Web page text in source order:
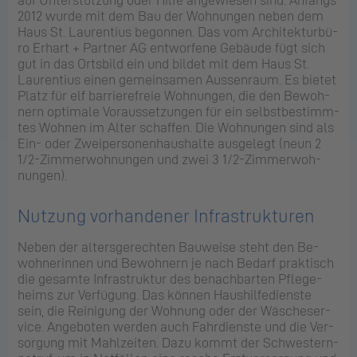
2012 wurde mit dem Bau der Woh­nun­gen neben dem
Haus St. Lau­ren­ti­us be­gon­nen. Das vom Ar­chi­tek­tur­bü­
ro Er­hart + Part­ner AG ent­wor­fe­ne Ge­bäu­de fügt sich
gut in das Orts­bild ein und bil­det mit dem Haus St.
Lau­ren­ti­us einen ge­mein­sa­men Aus­sen­raum. Es bie­tet
Platz für elf bar­rie­re­freie Woh­nun­gen, die den Be­woh­
nern op­ti­ma­le Vor­aus­set­zun­gen für ein selbst­be­stimm­
tes Woh­nen im Alter schaf­fen. Die Woh­nun­gen sind als
Ein- oder Zwei­per­so­nen­haus­hal­te aus­ge­legt (neun 2
1/2-Zim­mer­woh­nun­gen und zwei 3 1/2-Zim­mer­woh­
nun­gen).
Nut­zung vor­han­de­ner In­fra­struk­tu­ren
Neben der al­ters­ge­rech­ten Bau­wei­se steht den Be­
woh­ne­rin­nen und Be­woh­nern je nach Be­darf prak­tisch
die ge­sam­te In­fra­struk­tur des be­nach­bar­ten Pfle­ge­
heims zur Ver­fü­gung. Das kön­nen Haus­hil­fe­diens­te
sein, die Rei­ni­gung der Woh­nung oder der Wä­sche­ser­
vice. An­ge­bo­ten wer­den auch Fahr­diens­te und die Ver­
sor­gung mit Mahl­zei­ten. Dazu kommt der Schwes­tern­